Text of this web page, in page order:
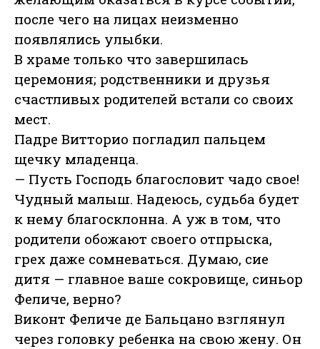
после чего на лицах неизменно
появлялись улыбки.
В храме только что завершилась
церемония; родственники и друзья
счастливых родителей встали со своих
мест.
Падре Витторио погладил пальцем
щечку младенца.
— Пусть Господь благословит чадо свое!
Чудный малыш. Надеюсь, судьба будет
к нему благосклонна. А уж в том, что
родители обожают своего отпрыска,
грех даже сомневаться. Думаю, сие
дитя — главное ваше сокровище, синьор
Феличе, верно?
Виконт Феличе де Бальцано взглянул
через головку ребенка на свою жену. Он